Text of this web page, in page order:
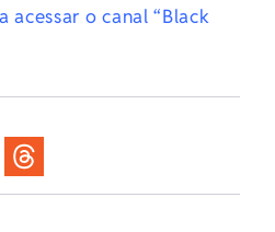
acessar o canal “Black